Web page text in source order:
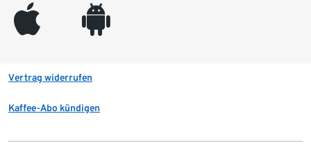
appleinc android
Vertrag widerrufen
Kaffee-Abo kündigen